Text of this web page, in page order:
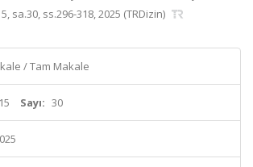
sa.30, ss.296-318, 2025 (TRDizin)
/ Tam Makale
15 Sayı: 30